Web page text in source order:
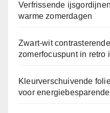
Verfrissende
warme zomerdagen
Zwart-wit
zomerfocuspunt in retro
Kleurverschuivende
voor